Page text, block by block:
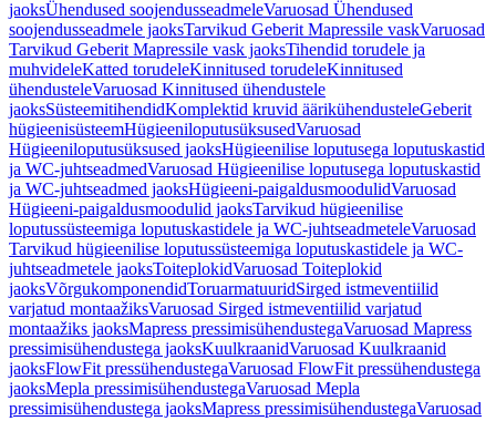
jaoksÜhendused soojendusseadmeleVaruosad Ühendused
soojendusseadmele jaoksTarvikud Geberit Mapressile vaskVaruosad
Tarvikud Geberit Mapressile vask jaoksTihendid torudele ja
muhvideleKatted torudeleKinnitused torudeleKinnitused
ühendusteleVaruosad Kinnitused ühendustele
jaoksSüsteemitihendidKomplektid kruvid äärikühendusteleGeberit
hügieenisüsteemHügieeniloputusüksusedVaruosad
Hügieeniloputusüksused jaoksHügieenilise loputusega loputuskastid
ja WC-juhtseadmedVaruosad Hügieenilise loputusega loputuskastid
ja WC-juhtseadmed jaoksHügieeni-paigaldusmoodulidVaruosad
Hügieeni-paigaldusmoodulid jaoksTarvikud hügieenilise
loputussüsteemiga loputuskastidele ja WC-juhtseadmeteleVaruosad
Tarvikud hügieenilise loputussüsteemiga loputuskastidele ja WC-
juhtseadmetele jaoksToiteplokidVaruosad Toiteplokid
jaoksVõrgukomponendidToruarmatuuridSirged istmeventiilid
varjatud montaažiksVaruosad Sirged istmeventiilid varjatud
montaažiks jaoksMapress pressimisühendustegaVaruosad Mapress
pressimisühendustega jaoksKuulkraanidVaruosad Kuulkraanid
jaoksFlowFit pressühendustegaVaruosad FlowFit pressühendustega
jaoksMepla pressimisühendustegaVaruosad Mepla
pressimisühendustega jaoksMapress pressimisühendustegaVaruosad